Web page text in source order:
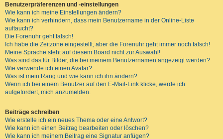
Benutzerpräferenzen und -einstellungen
Wie kann ich meine Einstellungen ändern?
Wie kann ich verhindern, dass mein Benutzername in der Online-Liste
auftaucht?
Die Forenuhr geht falsch!
Ich habe die Zeitzone eingestellt, aber die Forenuhr geht immer noch falsch!
Meine Sprache steht auf diesem Board nicht zur Auswahl!
Was sind das für Bilder, die bei meinem Benutzernamen angezeigt werden?
Wie verwende ich einen Avatar?
Was ist mein Rang und wie kann ich ihn ändern?
Wenn ich bei einem Benutzer auf den E-Mail-Link klicke, werde ich
aufgefordert, mich anzumelden.
Beiträge schreiben
Wie erstelle ich ein neues Thema oder eine Antwort?
Wie kann ich einen Beitrag bearbeiten oder löschen?
Wie kann ich meinem Beitrag eine Signatur anfügen?